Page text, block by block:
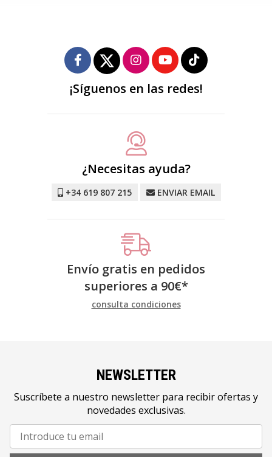
¡Síguenos en las redes!
¿Necesitas ayuda?
+34 619 807 215 ENVIAR EMAIL
Envío gratis en pedidos
superiores a 90€*
consulta condiciones
NEWSLETTER
Suscríbete a nuestro newsletter para recibir ofertas y
novedades exclusivas.